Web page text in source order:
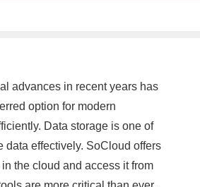
advances in recent years has
option for modern
Data storage is one of
data effectively. SoCloud offers
the cloud and access it from